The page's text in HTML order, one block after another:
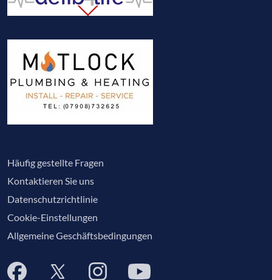
Häufig gestellte Fragen
Kontaktieren Sie uns
Datenschutzrichtlinie
Cookie-Einstellungen
Allgemeine Geschäftsbedingungen